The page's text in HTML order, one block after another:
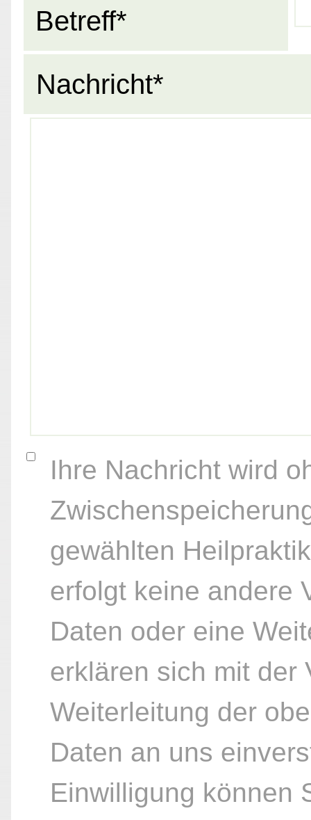
Betreff*
Nachricht*
Ihre Nachricht wird
gewählten
erfolgt keine andere
Daten oder eine
erklären sich mit der
Weiterleitung der
Daten an uns
Einwilligung können